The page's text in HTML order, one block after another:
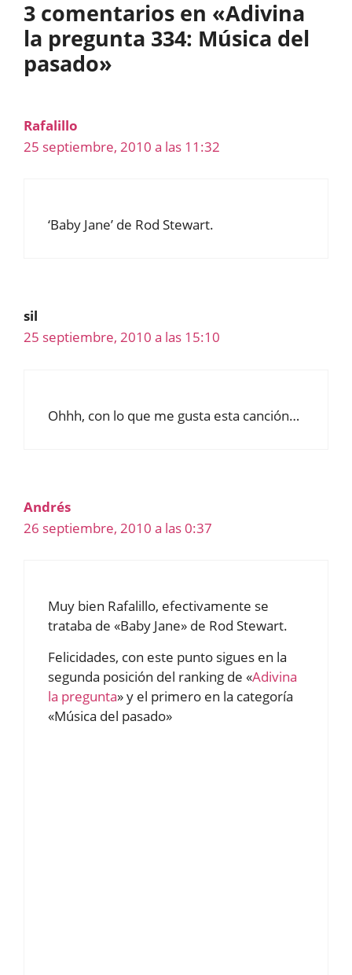
3 comentarios en «Adivina
la pregunta 334: Música del
pasado»
Rafalillo
25 septiembre, 2010 a las 11:32
‘Baby Jane’ de Rod Stewart.
sil
25 septiembre, 2010 a las 15:10
Ohhh, con lo que me gusta esta canción…
Andrés
26 septiembre, 2010 a las 0:37
Muy bien Rafalillo, efectivamente se
trataba de «Baby Jane» de Rod Stewart.
Felicidades, con este punto sigues en la
segunda posición del ranking de «Adivina
la pregunta» y el primero en la categoría
«Música del pasado»